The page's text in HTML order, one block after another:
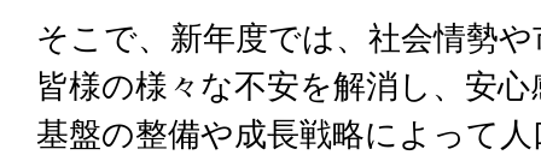
そこで、新年度では、社会情勢
皆様の様々な不安を解消し、安
基盤の整備や成長戦略によって